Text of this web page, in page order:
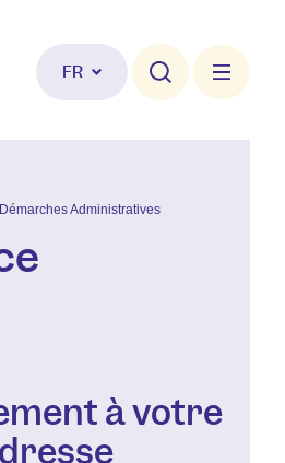
FR
Administratives
à votre